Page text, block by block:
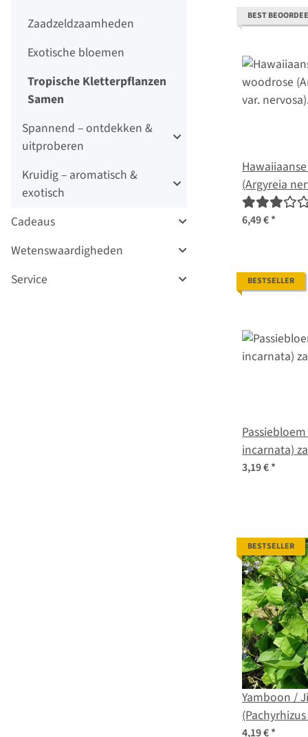
BEST
(Argyreia
nervosa)
6,49 €*
BESTSELLER
incarnata)
3,19 €*
BESTSELLER
Yamboon /
4,19 €*
Zaadzeldzaamheden
Exotische bloemen
Tropische Kletterpflanzen
Samen
Spannend – ontdekken &
uitproberen
Kruidig – aromatisch &
exotisch
Cadeaus
Wetenswaardigheden
Service